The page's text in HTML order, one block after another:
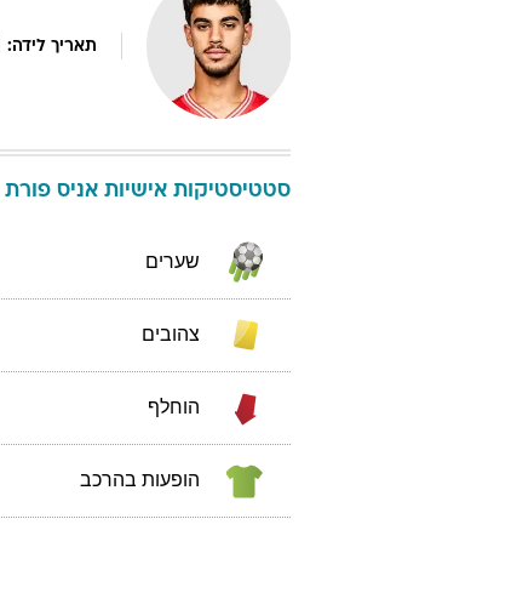
תאריך לידה:
סטטיסטיקות אישיות אניס
שערים
צהובים
הוחלף
הופעות בהרכב